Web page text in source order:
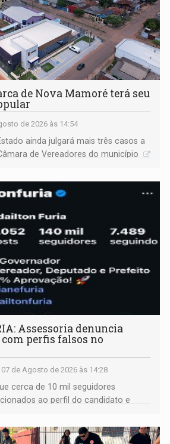
de Nova Mamoré terá seu
de 2026 às 14:54
ainda julgará mais três casos a
de Vereadores do município
Assessoria denuncia
perfis falsos no
07 de Agosto de 2026 às 14:28
cerca de 10 mil seguidores
ao perfil do candidato e